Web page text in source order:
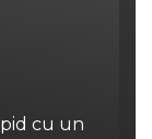
cu un